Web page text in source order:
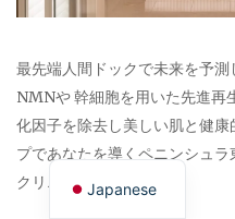
最先端人間ドックで未来を予
NMNや 幹細胞を用いた先進再
化因子を除去し美しい肌と健
プであなたを導くペニンシュ
クリニック。Japanese
English